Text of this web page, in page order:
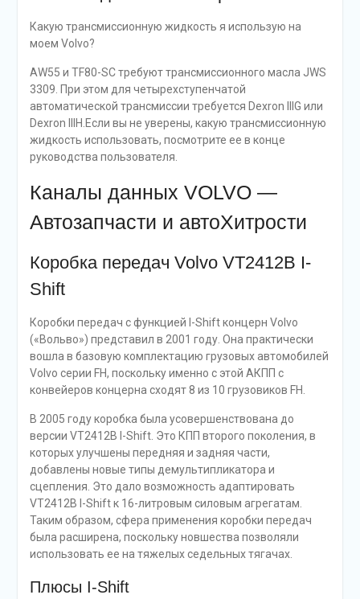
Какую трансмиссионную жидкость я использую на
моем Volvo?
AW55 и TF80-SC требуют трансмиссионного масла JWS
3309. При этом для четырехступенчатой ​​
автоматической трансмиссии требуется Dexron IIIG или
Dexron IIIH.Если вы не уверены, какую трансмиссионную
жидкость использовать, посмотрите ее в конце
руководства пользователя.
Каналы данных VOLVO —
Автозапчасти и автоХитрости
Коробка передач Volvo VT2412B I-
Shift
Коробки передач с функцией I-Shift концерн Volvo
(«Вольво») представил в 2001 году. Она практически
вошла в базовую комплектацию грузовых автомобилей
Volvo серии FH, поскольку именно с этой АКПП с
конвейеров концерна сходят 8 из 10 грузовиков FH.
В 2005 году коробка была усовершенствована до
версии VT2412B I-Shift. Это КПП второго поколения, в
которых улучшены передняя и задняя части,
добавлены новые типы демультипликатора и
сцепления. Это дало возможность адаптировать
VT2412B I-Shift к 16-литровым силовым агрегатам.
Таким образом, сфера применения коробки передач
была расширена, поскольку новшества позволяли
использовать ее на тяжелых седельных тягачах.
Плюсы I-Shift